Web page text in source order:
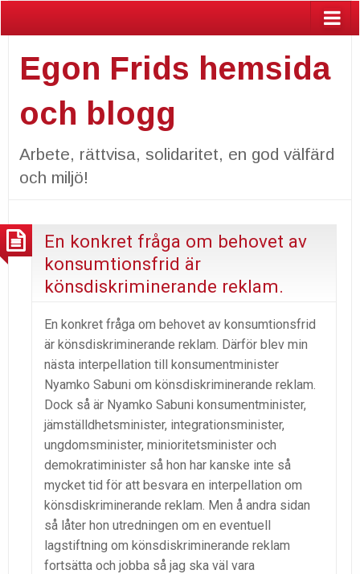
Egon Frids hemsida
och blogg
Arbete, rättvisa, solidaritet, en god välfärd
och miljö!
En konkret fråga om behovet av
konsumtionsfrid är
könsdiskriminerande reklam.
En konkret fråga om behovet av konsumtionsfrid
är könsdiskriminerande reklam. Därför blev min
nästa interpellation till konsumentminister
Nyamko Sabuni om könsdiskriminerande reklam.
Dock så är Nyamko Sabuni konsumentminister,
jämställdhetsminister, integrationsminister,
ungdomsminister, minioritetsminister och
demokratiminister så hon har kanske inte så
mycket tid för att besvara en interpellation om
könsdiskriminerande reklam. Men å andra sidan
så låter hon utredningen om en eventuell
lagstiftning om könsdiskriminerande reklam
fortsätta och jobba så jag ska väl vara